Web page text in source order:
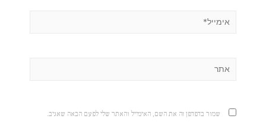
שמור בדפדפן זה את השם, האימייל והאתר שלי לפעם הבאה שאגיב.